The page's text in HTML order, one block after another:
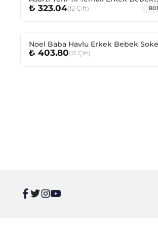
Çorabı
₺ 323.04(12 Çift) B01
Noel Baba Havlu Erkek Bebek
₺ 403.80(12 Çift)